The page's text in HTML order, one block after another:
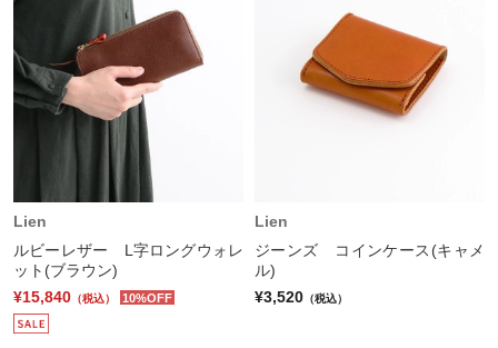
Lien
ルビーレザー L字ロングウォレ
ット(ブラウン)
¥15,840 （税込） 10%OFF
Lien
ジーンズ コインケース(キャメ
ル)
¥3,520 （税込）